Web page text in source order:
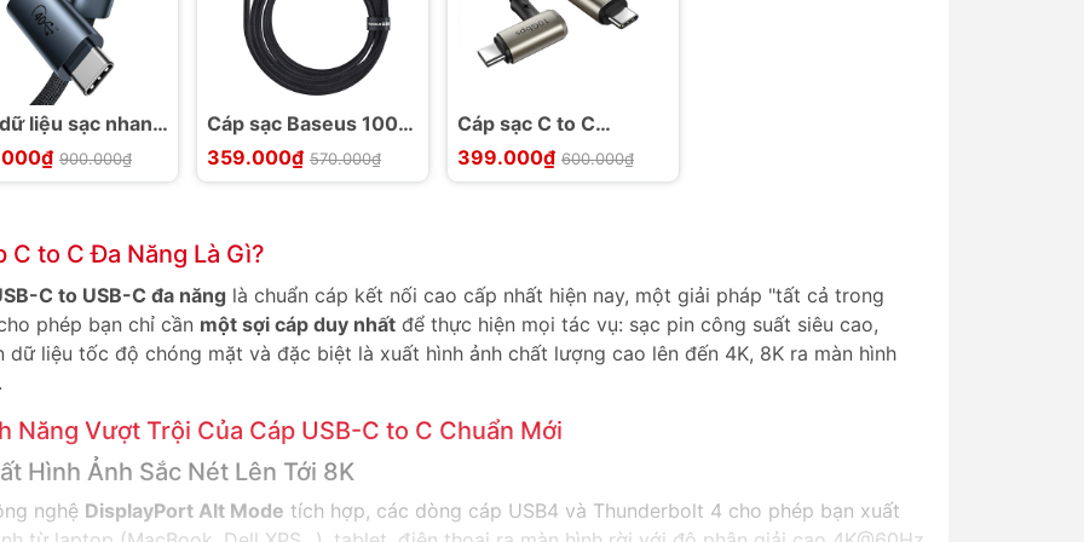
liệu sạc nhanh
Flash Series
100W 40Gbps
900.000₫
Cáp sạc Baseus 100W
Tungsten Gold C to C
359.000₫ 570.000₫
Cáp sạc C to C
Baseusa 100W
Hammer Gen2
399.000₫ 600.000₫
C to C Đa Năng Là Gì?
C to USB-C đa năng là chuẩn cáp kết nối cao cấp nhất hiện nay, một giải pháp "tất cả trong
phép bạn chỉ cần một sợi cáp duy nhất để thực hiện mọi tác vụ: sạc pin công suất siêu cao,
dữ liệu tốc độ chóng mặt và đặc biệt là xuất hình ảnh chất lượng cao lên đến 4K, 8K ra màn hình
Năng Vượt Trội Của Cáp USB-C to C Chuẩn Mới
Hình Ảnh Sắc Nét Lên Tới 8K
nghệ DisplayPort Alt Mode tích hợp, các dòng cáp USB4 và Thunderbolt 4 cho phép bạn xuất